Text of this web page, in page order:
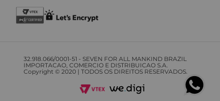
32.918.066/0001-51 - SEVEN FOR ALL MANKIND BRAZIL
IMPORTACAO, COMERCIO E DISTRIBUICAO S.A.
Copyright © 2020 | TODOS OS DIREITOS RESERVADOS.